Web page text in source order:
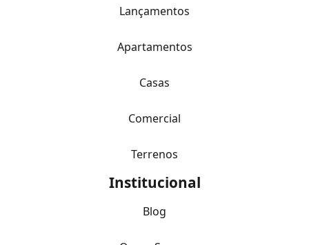
Lançamentos
Apartamentos
Casas
Comercial
Terrenos
Institucional
Blog